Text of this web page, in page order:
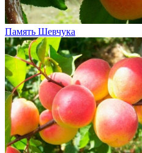
Память Шевчука